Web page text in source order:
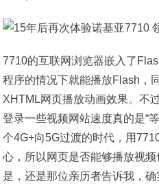
7710的互联网浏览器嵌入了
程序的情况下就能播放Flash，
XHTML网页播放动画效果。不
登录一些视频网站速度真的是“
个4G+向5G过渡的时代，用
心，所以网页是否能够播放视
是，还是那位亲历者告诉我，确